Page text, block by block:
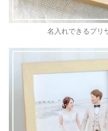
名入れできるプリ